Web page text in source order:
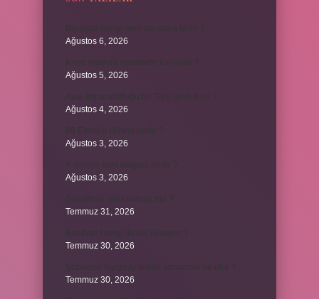
Ağustos 6, 2026
Ağustos 5, 2026
Ağustos 4, 2026
Ağustos 3, 2026
Ağustos 3, 2026
Temmuz 31, 2026
Temmuz 30, 2026
Temmuz 30, 2026